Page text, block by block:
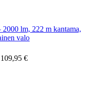
lm, 222 m kantama,
valo
109,95 €